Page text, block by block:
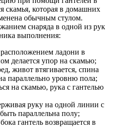
скамья, которая в домашних
обычным стулом.
снаряда в одной из рук
выполнения:
расположением ладони в
делается упор на скамью;
живот втягивается, спина
параллельно уровню пола;
на скамью, рука с гантелью
руку на одной линии с
параллельна полу;
гантель возвращается в